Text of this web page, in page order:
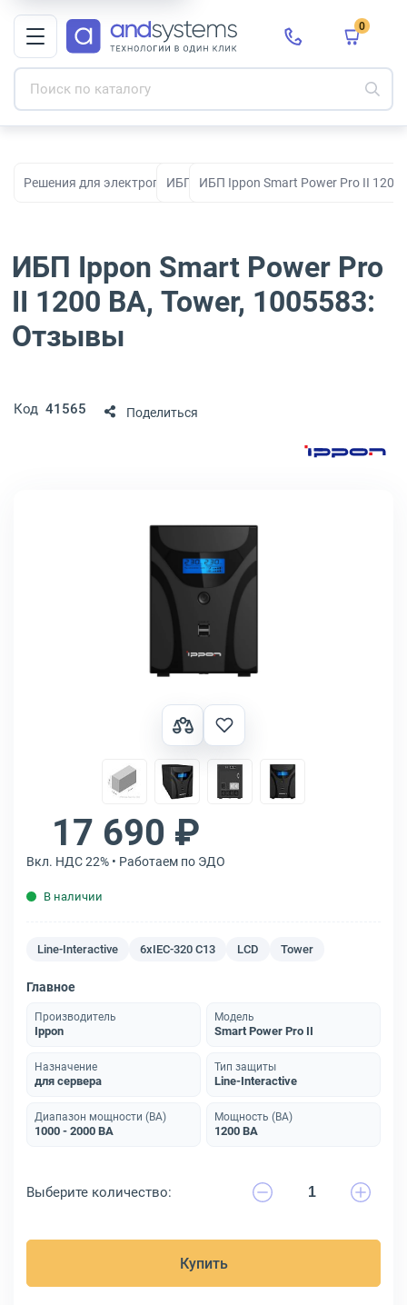
0
Решения для электропитания
ИБП ИБП Ippon Smart Power Pro II 1200
ИБП Ippon Smart Power Pro
II 1200 ВА, Tower, 1005583:
Отзывы
Код 41565 Поделиться
17 690 ₽
Вкл. НДС 22% • Работаем по ЭДО
В наличии
Line-Interactive 6xIEC-320 C13 LCD Tower
Главное
Производитель
Ippon
Модель
Smart Power Pro II
Назначение
для сервера
Тип защиты
Line-Interactive
Диапазон мощности (ВА)
1000 - 2000 ВА
Мощность (ВА)
1200 ВА
Выберите количество:
Купить